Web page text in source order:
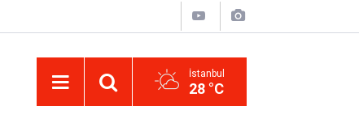
İstanbul
28 °C